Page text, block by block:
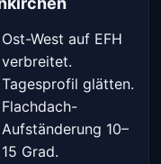
Ost-West auf EFH
verbreitet.
Tagesprofil glätten.
Flachdach-
Aufständerung 10–
15 Grad.